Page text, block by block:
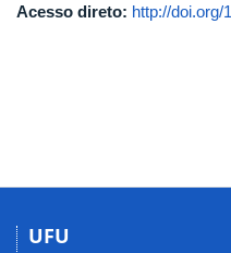
Acesso direto: http://doi.org/
UFU